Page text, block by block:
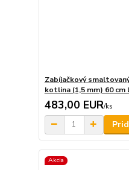
Zabíjačkový
kotlina (1,5 mm) 60 cm
483,00 EUR/ks
Akcia